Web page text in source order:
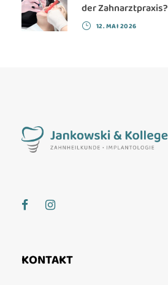
der Zahnarztpraxis?
12. MAI 2026
KONTAKT